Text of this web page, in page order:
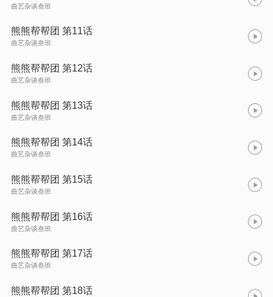
曲艺杂谈叁班
熊熊帮帮团 第11话
曲艺杂谈叁班
熊熊帮帮团 第12话
曲艺杂谈叁班
熊熊帮帮团 第13话
曲艺杂谈叁班
熊熊帮帮团 第14话
曲艺杂谈叁班
熊熊帮帮团 第15话
曲艺杂谈叁班
熊熊帮帮团 第16话
曲艺杂谈叁班
熊熊帮帮团 第17话
曲艺杂谈叁班
熊熊帮帮团 第18话